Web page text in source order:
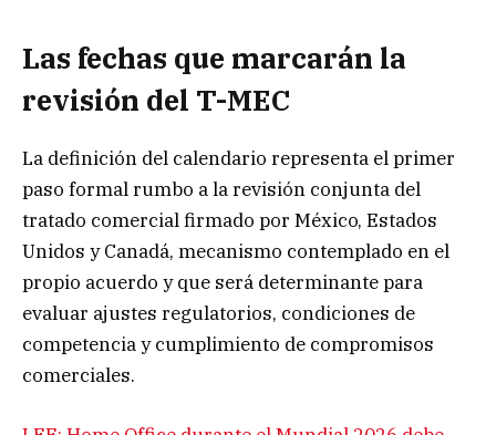
Las fechas que marcarán la
revisión del T-MEC
La definición del calendario representa el primer
paso formal rumbo a la revisión conjunta del
tratado comercial firmado por México, Estados
Unidos y Canadá, mecanismo contemplado en el
propio acuerdo y que será determinante para
evaluar ajustes regulatorios, condiciones de
competencia y cumplimiento de compromisos
comerciales.